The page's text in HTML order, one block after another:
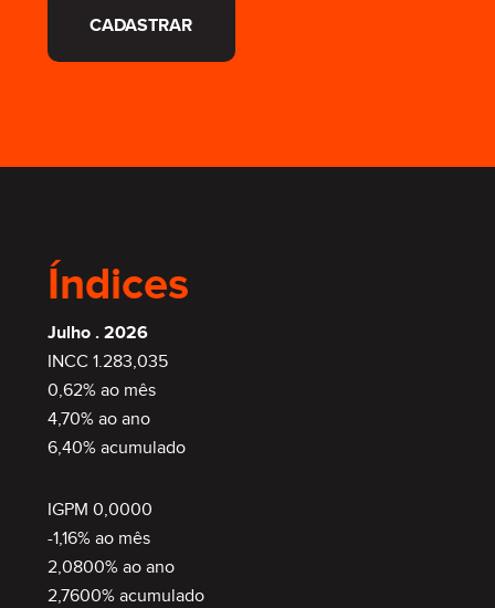
CADASTRAR
Índices
Julho . 2026
INCC 1.283,035
0,62% ao mês
4,70% ao ano
6,40% acumulado
IGPM 0,0000
-1,16% ao mês
2,0800% ao ano
2,7600% acumulado